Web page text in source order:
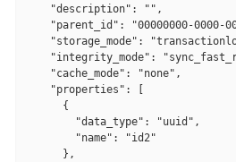
    "description": "",
"parent_id": "00000000-0000-
"storage_mode":
"integrity_mode":
    "cache_mode": "none",
    "properties": [
      {
        "data_type": "uuid",
        "name": "id2"
      },